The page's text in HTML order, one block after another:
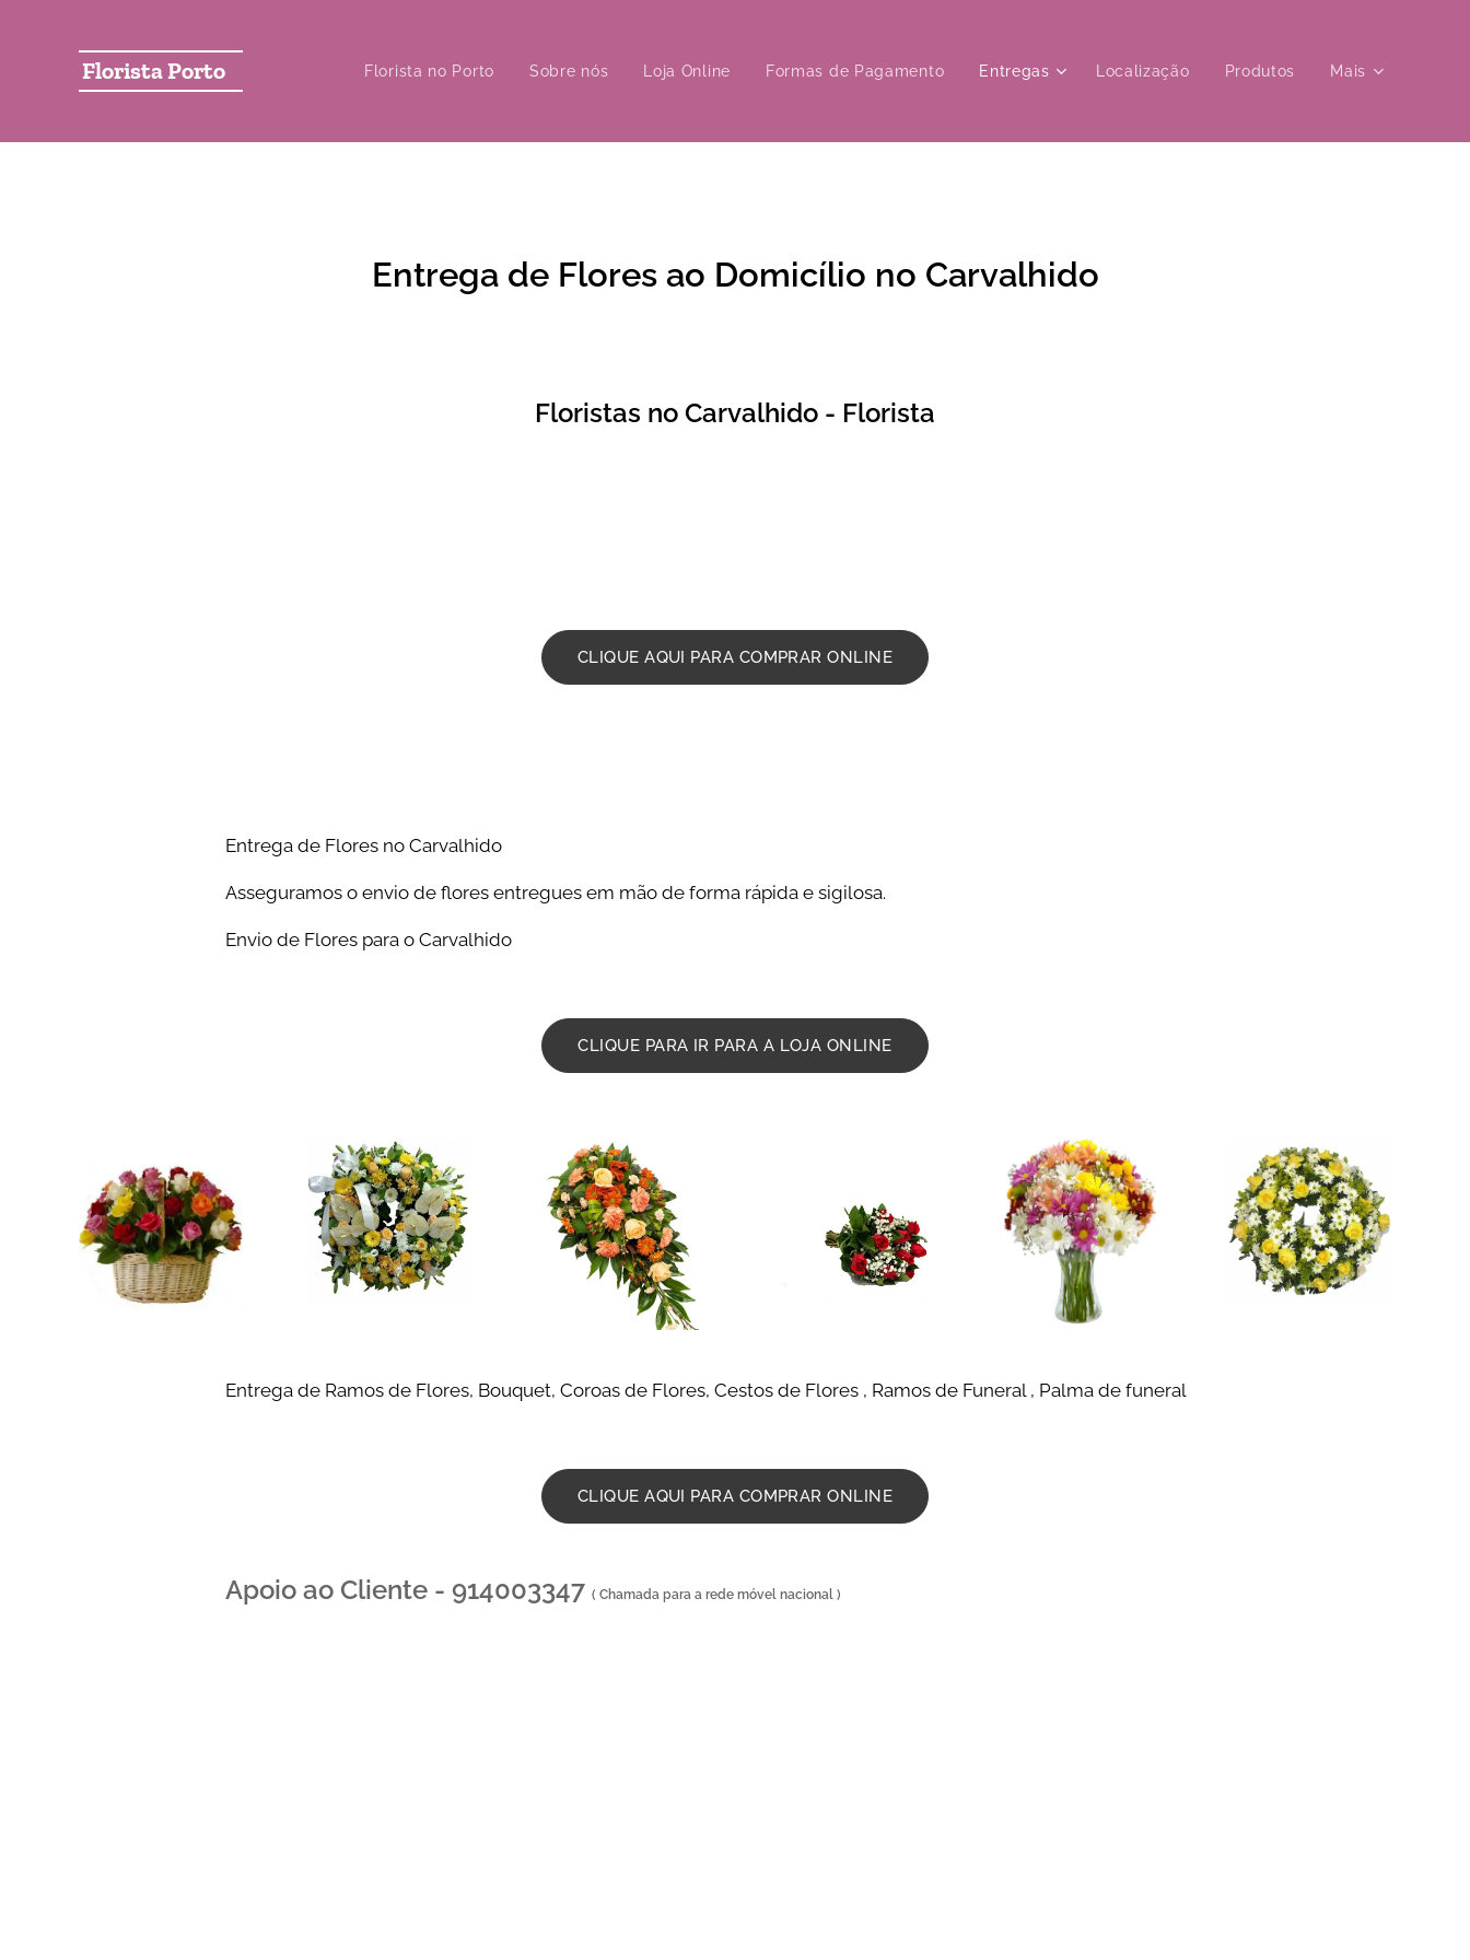
Florista Porto Florista no Porto Sobre nós Loja Online Formas de Pagamento Entregas Localização Produtos Mais
Entrega de Flores ao Domicílio no Carvalhido
Floristas no Carvalhido - Florista
CLIQUE AQUI PARA COMPRAR ONLINE
Entrega de Flores no Carvalhido
Asseguramos o envio de flores entregues em mão de forma rápida e sigilosa.
Envio de Flores para o Carvalhido
CLIQUE PARA IR PARA A LOJA ONLINE
Entrega de Ramos de Flores, Bouquet, Coroas de Flores, Cestos de Flores , Ramos de Funeral , Palma de funeral
CLIQUE AQUI PARA COMPRAR ONLINE
Apoio ao Cliente - 914003347 ( Chamada para a rede móvel nacional )